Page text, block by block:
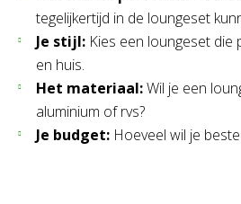
tegelijkertijd in de loungeset
Je stijl: Kies een loungeset die
en huis.
Het materiaal:Wil je een
aluminium of rvs?
Je budget: Hoeveel wil je